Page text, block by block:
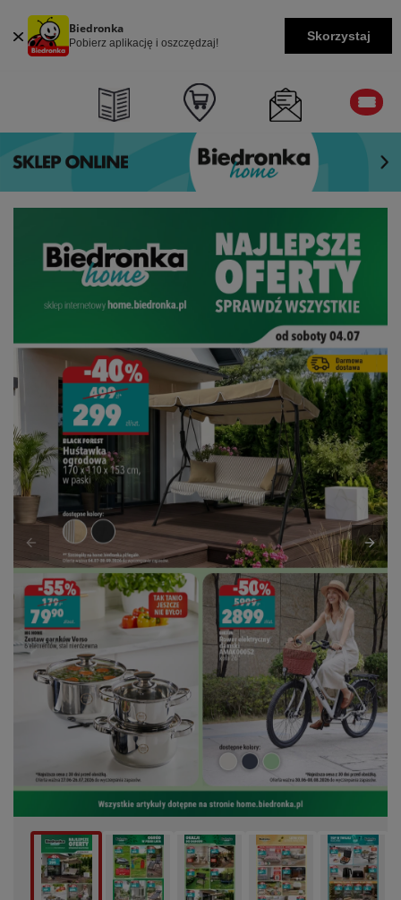
Biedronka
Pobierz aplikację i oszczędzaj! Skorzystaj